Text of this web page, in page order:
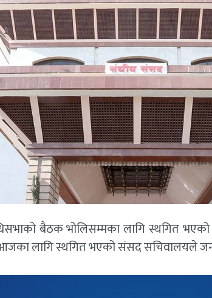
बैठक भोलिसम्मका लागि स्थगित
लागि स्थगित भएको संसद सचिवालयले